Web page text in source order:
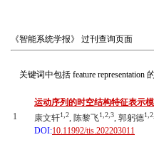
《智能系统学报》 过刊查询页面
关键词中包括 feature representation
1
运动序列的时空结构特征表示
康文轩1,2, 陈黎飞1,2,3, 郭躬德
DOI:10.11992/tis.202203011